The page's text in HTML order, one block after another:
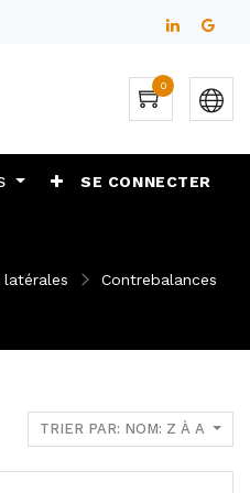
0
SE CONNECTER
Contrebalances
TRIER PAR: NOM: Z À A